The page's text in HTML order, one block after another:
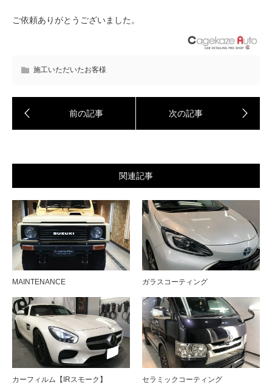
ご依頼ありがとうございました。
施工いただいたお客様
関連記事
MAINTENANCE ガラスコーティング
カーフィルム【IRスモーク】 セラミックコーティング